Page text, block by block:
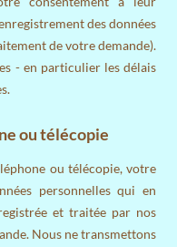
des données
de votre demande).
- en particulier les délais
ou télécopie
ou télécopie, votre
personnelles qui en
et traitée par nos
Nous ne transmettons